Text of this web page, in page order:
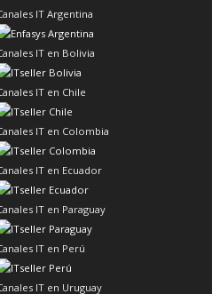
IT Argentina
IT en Bolivia
IT en Chile
IT en Colombia
IT en Ecuador
IT en Paraguay
IT en Perú
IT en Uruguay